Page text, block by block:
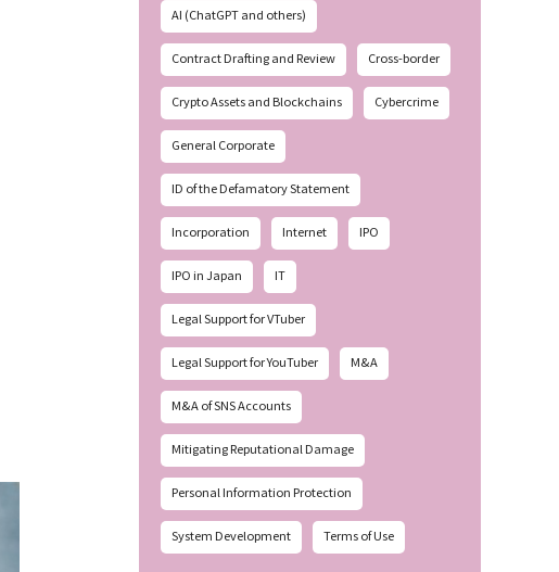
AI (ChatGPT and others)
Contract Drafting and Review Cross-border
Crypto Assets and Blockchains Cybercrime
General Corporate
ID of the Defamatory Statement
Incorporation Internet IPO
IPO in Japan IT
Legal Support for VTuber
Legal Support for YouTuber M&A
M&A of SNS Accounts
Mitigating Reputational Damage
Personal Information Protection
System Development Terms of Use